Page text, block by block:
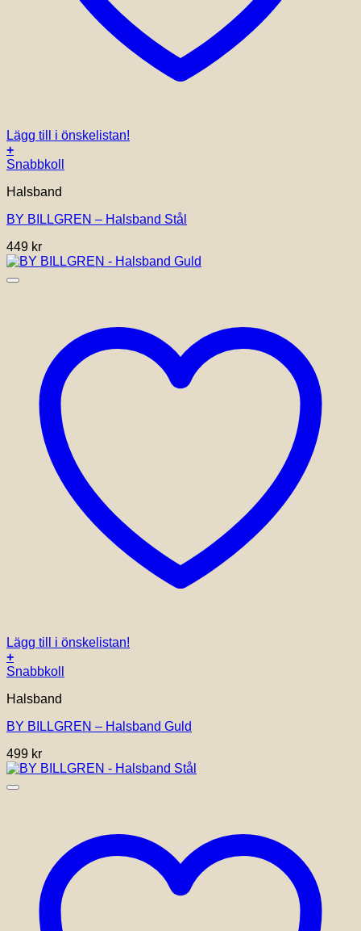
Lägg till i önskelistan!
+
Snabbkoll
Halsband
BY BILLGREN – Halsband Stål
449 kr
Lägg till i önskelistan!
+
Snabbkoll
Halsband
BY BILLGREN – Halsband Guld
499 kr